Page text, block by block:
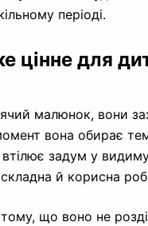
періоді.
цінне для
малюнок, вони
вона обирає
задум у
й корисна
що воно не